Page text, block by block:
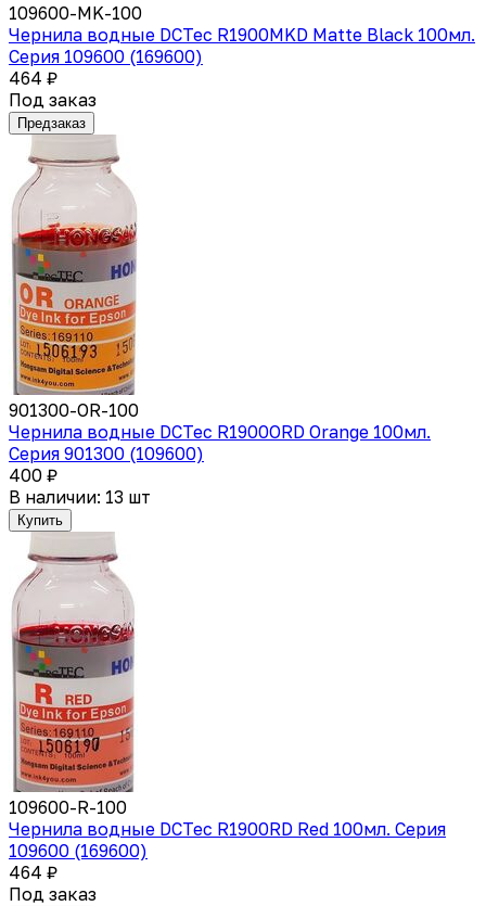
109600-MK-100
Чернила водные DCTec R1900MKD Matte Black 100мл.
Серия 109600 (169600)
464 ₽
Под заказ
Предзаказ
901300-OR-100
Чернила водные DCTec R1900ORD Orange 100мл.
Серия 901300 (109600)
400 ₽
В наличии: 13 шт
Купить
109600-R-100
Чернила водные DCTec R1900RD Red 100мл. Серия
109600 (169600)
464 ₽
Под заказ